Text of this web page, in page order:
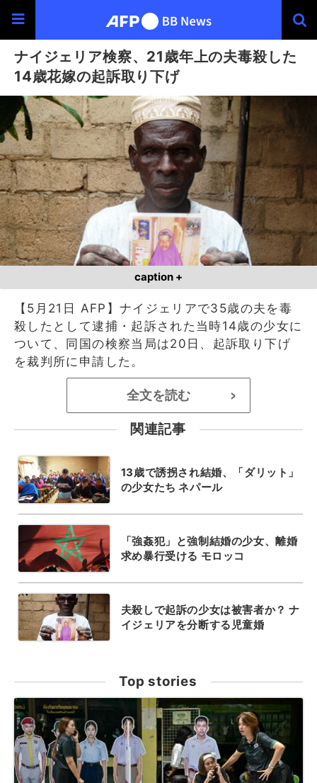
ナイジェリア検察、21歳年上の夫毒殺した
14歳花嫁の起訴取り下げ
caption +
【5月21日 AFP】ナイジェリアで35歳の夫を毒
殺したとして逮捕・起訴された当時14歳の少女に
ついて、同国の検察当局は20日、起訴取り下げ
を裁判所に申請した。
全文を読む >
関連記事
13歳で誘拐され結婚、「ダリット」
の少女たち ネパール
「強姦犯」と強制結婚の少女、離婚
求め暴行受ける モロッコ
夫殺しで起訴の少女は被害者か？ ナ
イジェリアを分断する児童婚
Top stories